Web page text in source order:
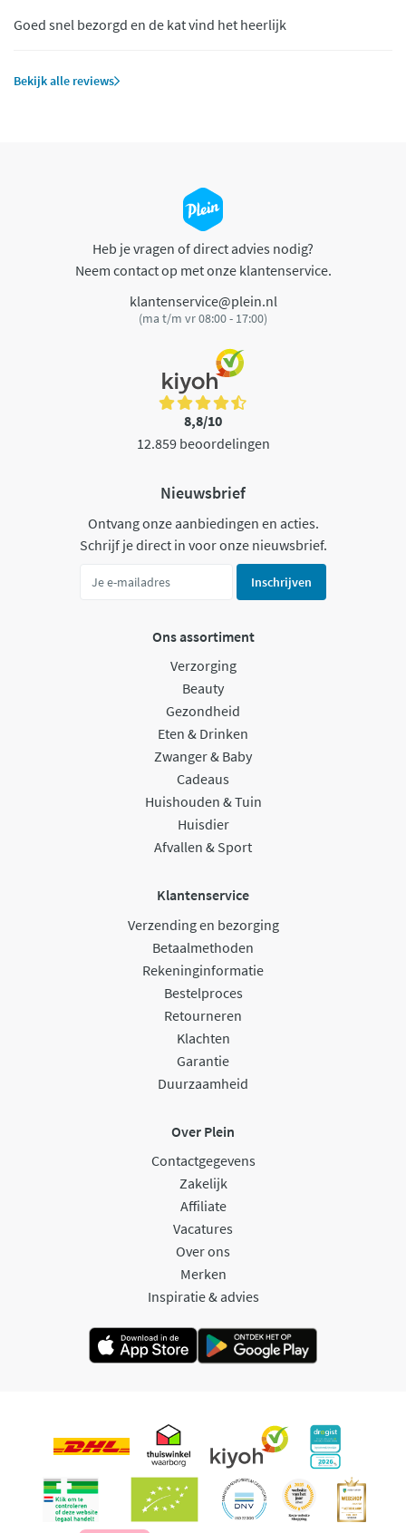
Goed snel bezorgd en de kat vind het heerlijk
Bekijk alle reviews
Heb je vragen of direct advies nodig?
Neem contact op met onze klantenservice.
klantenservice@plein.nl
(ma t/m vr 08:00 - 17:00)
8,8/10
12.859 beoordelingen
Nieuwsbrief
Ontvang onze aanbiedingen en acties.
Schrijf je direct in voor onze nieuwsbrief.
Inschrijven
Ons assortiment
Verzorging
Beauty
Gezondheid
Eten & Drinken
Zwanger & Baby
Cadeaus
Huishouden & Tuin
Huisdier
Afvallen & Sport
Klantenservice
Verzending en bezorging
Betaalmethoden
Rekeninginformatie
Bestelproces
Retourneren
Klachten
Garantie
Duurzaamheid
Over Plein
Contactgegevens
Zakelijk
Affiliate
Vacatures
Over ons
Merken
Inspiratie & advies